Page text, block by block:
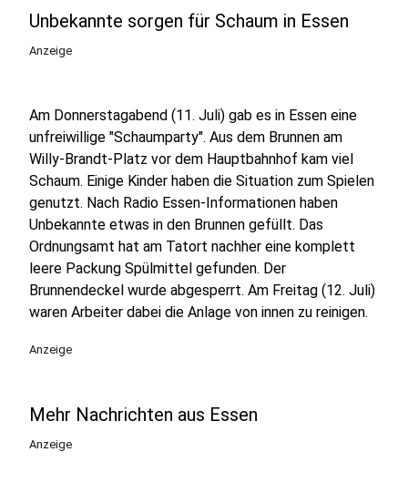
Unbekannte sorgen für Schaum in Essen
Anzeige
Am Donnerstagabend (11. Juli) gab es in Essen eine
unfreiwillige "Schaumparty". Aus dem Brunnen am
Willy-Brandt-Platz vor dem Hauptbahnhof kam viel
Schaum. Einige Kinder haben die Situation zum Spielen
genutzt. Nach Radio Essen-Informationen haben
Unbekannte etwas in den Brunnen gefüllt. Das
Ordnungsamt hat am Tatort nachher eine komplett
leere Packung Spülmittel gefunden. Der
Brunnendeckel wurde abgesperrt. Am Freitag (12. Juli)
waren Arbeiter dabei die Anlage von innen zu reinigen.
Anzeige
Mehr Nachrichten aus Essen
Anzeige